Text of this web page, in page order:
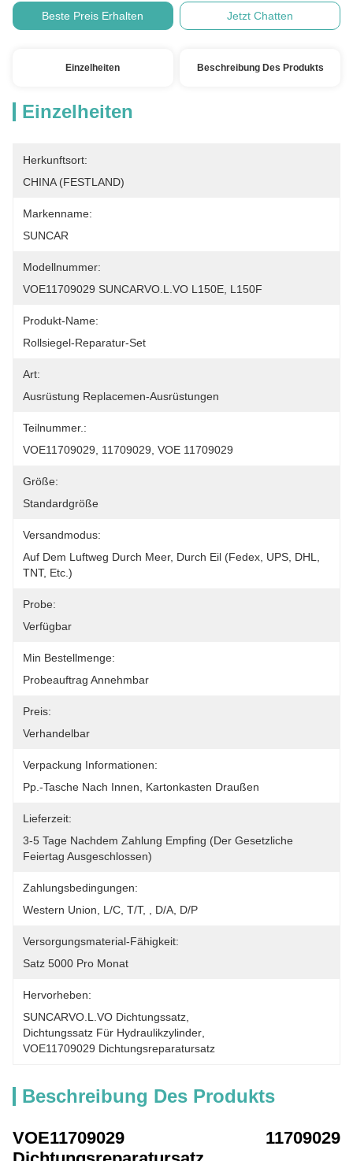
Beste Preis Erhalten Jetzt Chatten
Einzelheiten Beschreibung Des Produkts
Einzelheiten
Herkunftsort:
CHINA (FESTLAND)
Markenname:
SUNCAR
Modellnummer:
VOE11709029 SUNCARVO.L.VO L150E, L150F
Produkt-Name:
Rollsiegel-Reparatur-Set
Art:
Ausrüstung Replacemen-Ausrüstungen
Teilnummer.:
VOE11709029, 11709029, VOE 11709029
Größe:
Standardgröße
Versandmodus:
Auf Dem Luftweg Durch Meer, Durch Eil (Fedex, UPS, DHL,
TNT, Etc.)
Probe:
Verfügbar
Min Bestellmenge:
Probeauftrag Annehmbar
Preis:
Verhandelbar
Verpackung Informationen:
Pp.-Tasche Nach Innen, Kartonkasten Draußen
Lieferzeit:
3-5 Tage Nachdem Zahlung Empfing (der Gesetzliche
Feiertag Ausgeschlossen)
Zahlungsbedingungen:
Western Union, L/C, T/T, , D/A, D/P
Versorgungsmaterial-Fähigkeit:
Satz 5000 Pro Monat
Hervorheben:
SUNCARVO.L.VO Dichtungssatz
Dichtungssatz Für Hydraulikzylinder
VOE11709029 Dichtungsreparatursatz
Beschreibung Des Produkts
VOE11709029 11709029